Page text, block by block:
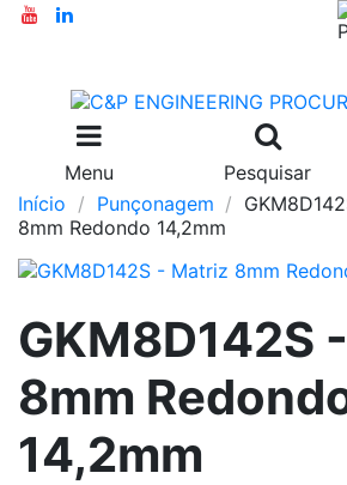
Menu Pesquisar
Início
Punçonagem
8mm Redondo 14,2mm
GKM8D142S
8mm
14,2mm